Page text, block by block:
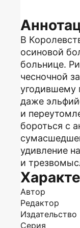
В
осиновой
больнице.
чесночной
угодившему
даже
и
бороться с
удивление
и
Автор
Редактор
Издательство
Серия